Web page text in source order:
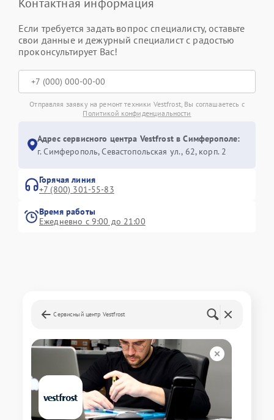
Если требуется задать вопрос специалисту, оставьте
свои данные и дежурный специалист с радостью
проконсультирует Вас!
Отправляя заявку на ремонт техники Vestfrost, Вы соглашаетесь с
Политикой конфиденциальности
Адрес сервисного центра Vestfrost в Симферополе:
г. Симферополь, Севастопольская ул., 62, корп. 2
Горячая линия
+7 (800) 301-55-83
Время работы
Ежедневно с 9:00 до 21:00
Сервисный центр Vestfrost